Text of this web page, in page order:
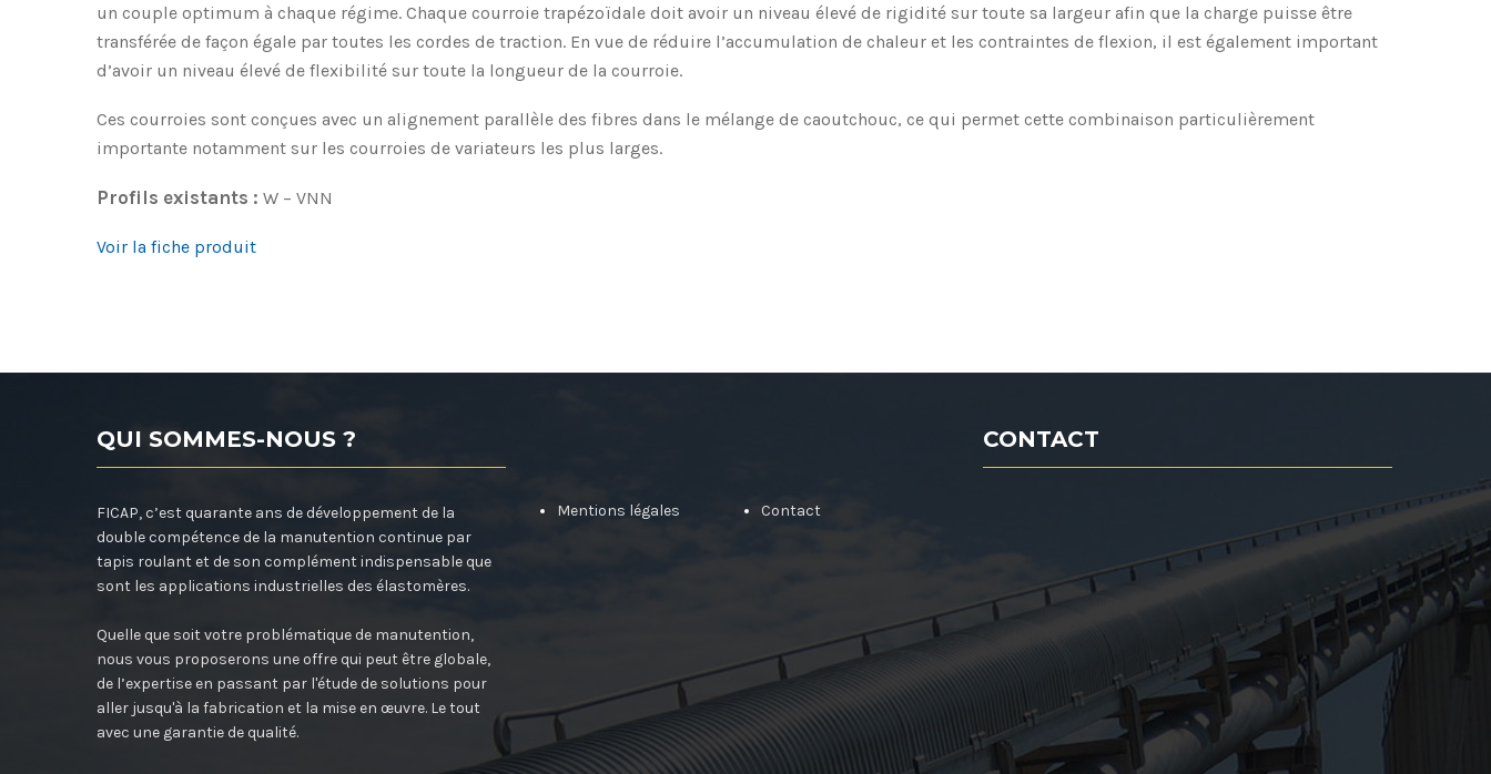
un couple optimum à chaque régime. Chaque courroie trapézoïdale doit avoir un niveau élevé de rigidité sur toute sa largeur afin que la charge puisse être
transférée de façon égale par toutes les cordes de traction. En vue de réduire l’accumulation de chaleur et les contraintes de flexion, il est également important
d’avoir un niveau élevé de flexibilité sur toute la longueur de la courroie.
Ces courroies sont conçues avec un alignement parallèle des fibres dans le mélange de caoutchouc, ce qui permet cette combinaison particulièrement
importante notamment sur les courroies de variateurs les plus larges.
Profils existants : W – VNN
Voir la fiche produit
QUI SOMMES-NOUS ?
FICAP, c’est quarante ans de développement de la
double compétence de la manutention continue par
tapis roulant et de son complément indispensable que
sont les applications industrielles des élastomères.
Quelle que soit votre problématique de manutention,
nous vous proposerons une offre qui peut être globale,
de l’expertise en passant par l'étude de solutions pour
aller jusqu'à la fabrication et la mise en œuvre. Le tout
avec une garantie de qualité.
Mentions légales Contact
CONTACT